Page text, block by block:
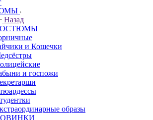
Назад
и Кошечки
и госпожи
образы